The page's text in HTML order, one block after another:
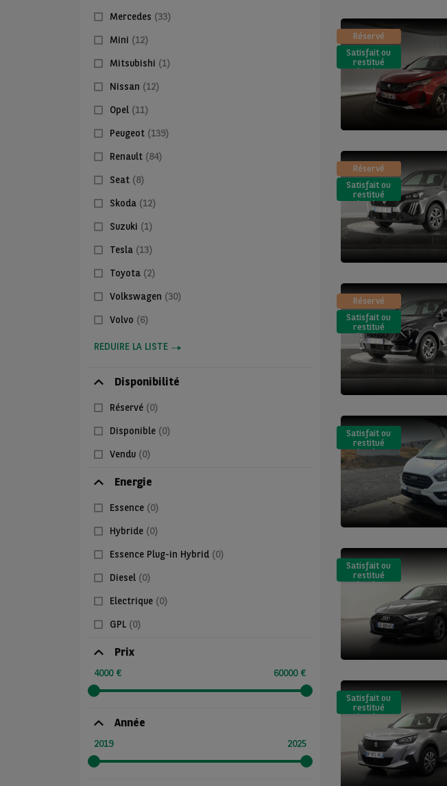
Mercedes (33)
Mini (12)
Mitsubishi (1)
Nissan (12)
Opel (11)
Peugeot (139)
Renault (84)
Seat (8)
Skoda (12)
Suzuki (1)
Tesla (13)
Toyota (2)
Volkswagen (30)
Volvo (6)
REDUIRE LA LISTE
Disponibilité
Réservé (0)
Disponible (0)
Vendu (0)
Energie
Essence (0)
Hybride (0)
Essence Plug-in Hybrid (0)
Diesel (0)
Electrique (0)
GPL (0)
Prix
4000 € 60000 €
Année
2019 2025
Réservé
Satisfait ou
restitué
(LLD)*
Réservé
Satisfait ou
restitué
(LLD)*
Réservé
Satisfait ou
restitué
(LLD)*
Satisfait ou
restitué
(LLD)*
Satisfait ou
restitué
(LLD)*
Satisfait ou
restitué
(LLD)*